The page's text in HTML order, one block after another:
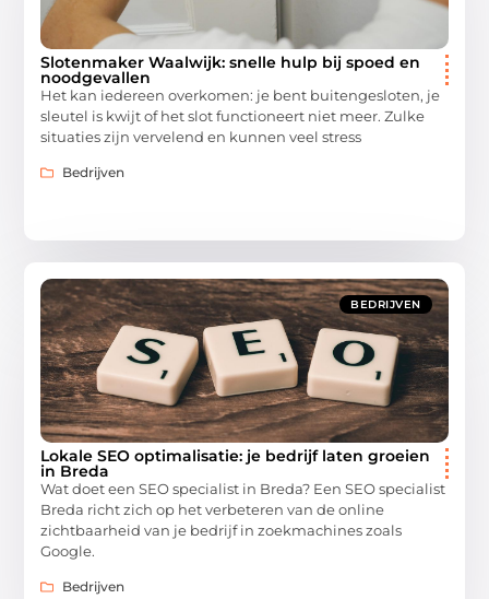
Slotenmaker Waalwijk: snelle hulp bij spoed en
noodgevallen
Het kan iedereen overkomen: je bent buitengesloten, je
sleutel is kwijt of het slot functioneert niet meer. Zulke
situaties zijn vervelend en kunnen veel stress
Bedrijven
BEDRIJVEN
Lokale SEO optimalisatie: je bedrijf laten groeien
in Breda
Wat doet een SEO specialist in Breda? Een SEO specialist
Breda richt zich op het verbeteren van de online
zichtbaarheid van je bedrijf in zoekmachines zoals
Google.
Bedrijven